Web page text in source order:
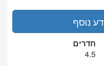
חדרים
4.5